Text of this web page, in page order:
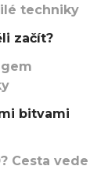
techniky
začít?
bitvami
Cesta vede